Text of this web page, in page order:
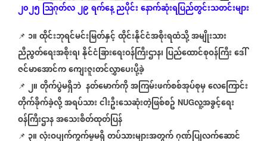
၂၀၂၅ သြဂုတ်လ၂၉ရက်နေ့ညပိုင်းနောက်ဆုံးရပြည်တွင်းသတင်းများ
📌 ၁။ထိုင်းဘုရင်မင်းမြတ်နှင့်ထိုင်းနိုင်ငံအစိုးရထံသို့အမျိုးသား
ညီညွတ်ရေးအစိုးရ၊နိုင်ငံခြားရေးဝန်ကြီးဌာန၊ ပြည်ထောင်စုဝန်ကြီးဒေါ်
ဇင်မာအောင်ကကျေးဇူးတင်လွှာပေးပို့ခဲ့
📌 ၂။တိုက်ပွဲမရှိဘဲ နတ်မောက်ကိုအကြမ်းဖက်စစ်အုပ်စုမှလေကြောင်း
တိုက်ခိုက်ခဲ့လို့အရပ်သားငါးဦးသေဆုံးတဲ့ဖြစ်စဥ် NUGလူ့အခွင့်ရေး
ဝန်ကြီးဌာနအသေးစိတ်ထုတ်ပြန်
📌 ၃။လုံးဝပျက်ကွက်မှုမရှိတပ်သားများအတွက်ဂုဏ်ပြုလက်ဆောင်